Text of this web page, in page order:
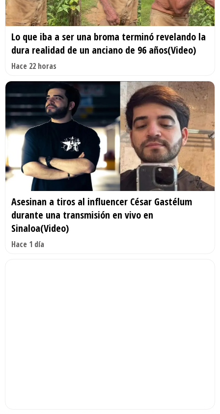
Lo que iba a ser una broma terminó revelando la
dura realidad de un anciano de 96 años(Video)
Hace 22 horas
Asesinan a tiros al influencer César Gastélum
durante una transmisión en vivo en
Sinaloa(Video)
Hace 1 día